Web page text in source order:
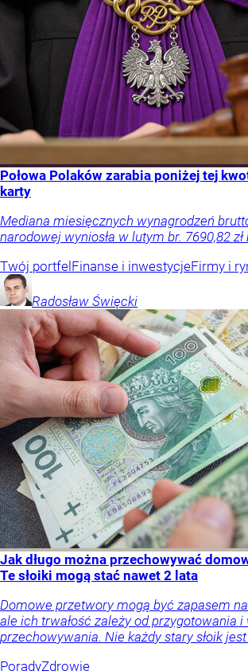
Połowa Polaków zarabia poniżej tej
karty
Mediana miesięcznych wynagrodzeń
narodowej wyniosła w lutym br. 7690,82 zł
Twój portfel Finanse i inwestycjeFirmy i
Radosław Święcki
Jak długo można przechowywać
Te słoiki mogą stać nawet 2 lata
Domowe przetwory mogą być zapasem
ale ich trwałość zależy od przygotowania
przechowywania. Nie każdy stary słoik
PoradyZdrowie